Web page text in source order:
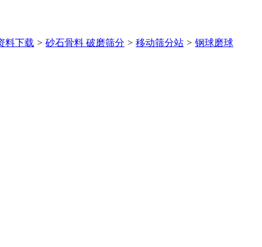
料下载 > 砂石骨料 破磨筛分 > 移动筛分站 > 钢球磨球